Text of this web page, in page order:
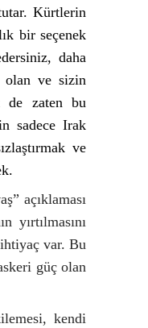
Kürtlerin
bir seçenek
daha
olan ve sizin
de zaten bu
sadece Irak
ve
açıklaması
yırtılmasını
var. Bu
güç olan
kendi